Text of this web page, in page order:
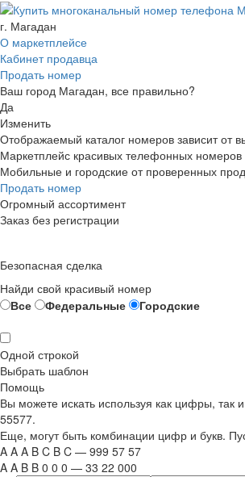
г. Магадан
О маркетплейсе
Кабинет продавца
Продать номер
Ваш город Магадан, все правильно?
Да
Изменить
Отображаемый каталог номеров зависит от
Маркетплейс красивых телефонных номеров
Мобильные и городские от проверенных
Продать номер
Огромный ассортимент
Заказ без регистрации
Безопасная сделка
Найди свой красивый номер
Все
Федеральные Городские
Одной строкой
Выбрать шаблон
Помощь
Вы можете искать используя как цифры,
55577.
Еще, могут быть комбинации цифр и букв.
A A A B C B C — 999 57 57
A A B B 0 0 0 — 33 22 000